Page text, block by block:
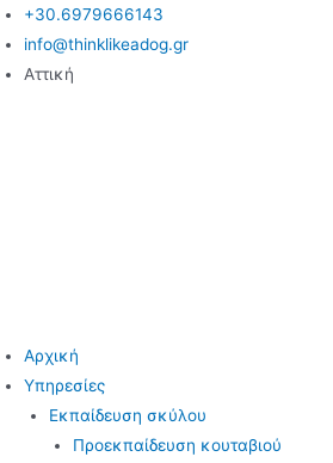
Μετάβαση
στο
περιεχόμενο
+30.6979666143
info@thinklikeadog.gr
Αττική
Αρχική
Υπηρεσίες
Εκπαίδευση σκύλου
Προεκπαίδευση κουταβιού